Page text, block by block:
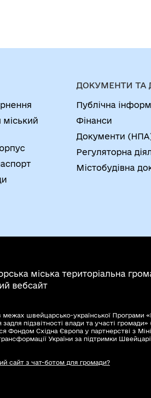
ДОКУМЕНТИ ТА
Публічна
Фінанси
Документи
Регуляторна
Містобудівна
міська територіальна
вебсайт
межах швейцарсько-української Програми
задля підзвітності влади та участі
Фондом Східна Європа у партнерстві з
України за підтримки
сайт з чат-ботом для громади?